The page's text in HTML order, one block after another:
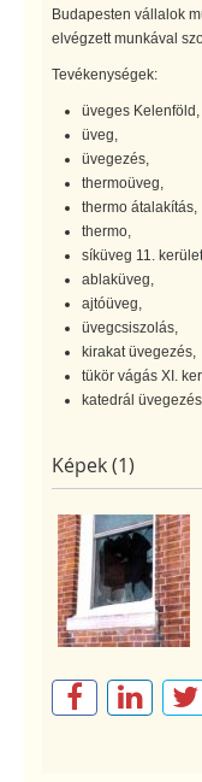
Budapesten vállalok
elvégzett munkával
Tevékenységek:
üveges Kelenföld,
üveg,
üvegezés,
thermoüveg,
thermo átalakítás,
thermo,
síküveg 11. kerület,
ablaküveg,
ajtóüveg,
üvegcsiszolás,
kirakat üvegezés,
tükör vágás XI.
katedrál üvegezés
Képek (1)